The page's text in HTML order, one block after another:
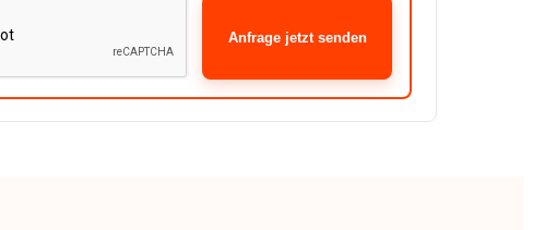
Anfrage jetzt senden